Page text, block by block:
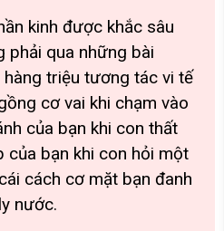
kinh được khắc sâu
phải qua những bài
hàng triệu tương tác vi tế
cơ vai khi chạm vào
của bạn khi con thất
của bạn khi con hỏi một
cách cơ mặt bạn đanh
nước.